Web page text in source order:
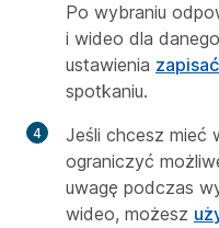
Po wybraniu
i wideo dla
ustawienia zapisać
spotkaniu.
Jeśli chcesz mieć
ograniczyć
uwagę podczas
wideo, możesz